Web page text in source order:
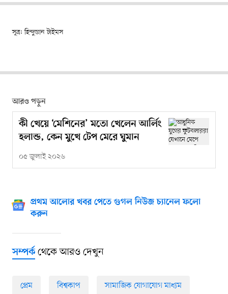
সূত্র: হিন্দুস্তান টাইমস
আরও পড়ুন
কী খেয়ে ‘মেশিনের’ মতো খেলেন আর্লিং
হলান্ড, কেন মুখে টেপ মেরে ঘুমান
০৫ জুলাই ২০২৬
প্রথম আলোর খবর পেতে গুগল নিউজ চ্যানেল ফলো
করুন
সম্পর্কথেকে আরও দেখুন
প্রেম বিশ্বকাপ সামাজিক যোগাযোগ মাধ্যম